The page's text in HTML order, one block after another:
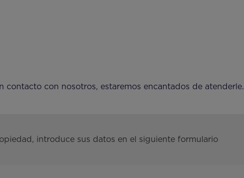
contacto con nosotros, estaremos encantados de atenderle.
introduce sus datos en el siguiente formulario